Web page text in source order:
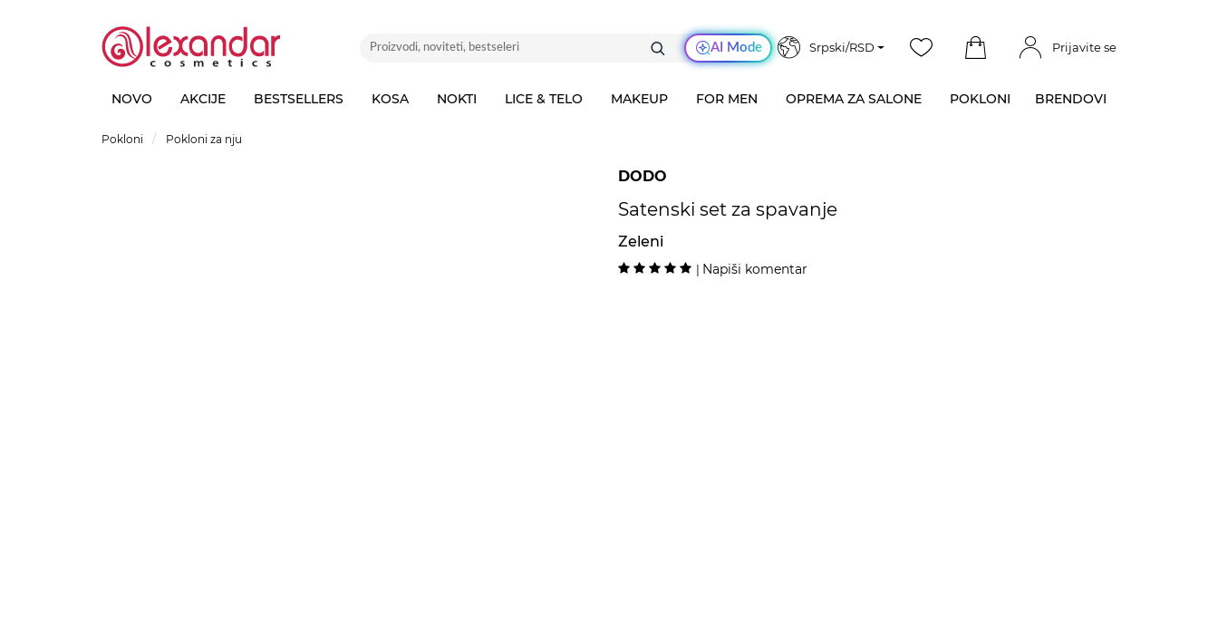
AI Mode Srpski/RSD Prijavite se
NOVO AKCIJE BESTSELLERS KOSA NOKTI LICE & TELO MAKEUP FOR MEN OPREMA ZA SALONE POKLONI BRENDOVI
Pokloni Pokloni za nju
DODO
Satenski set za spavanje
Zeleni
| Napiši komentar